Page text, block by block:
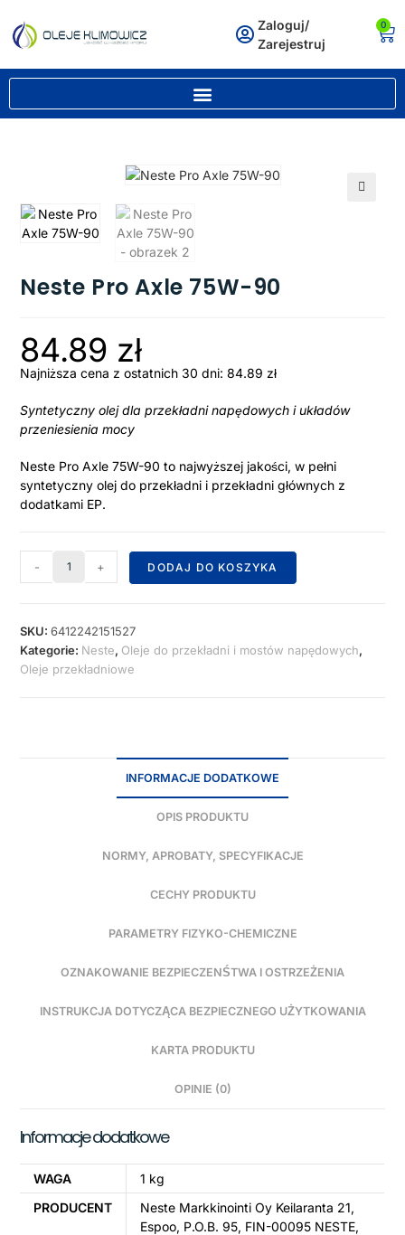
Zaloguj/
Zarejestruj
0
Neste Pro Axle 75W-90
84.89 zł
Najniższa cena z ostatnich 30 dni:84.89 zł
Syntetyczny olej dla przekładni napędowych i układów
przeniesienia mocy
Neste Pro Axle 75W-90 to najwyższej jakości, w pełni
syntetyczny olej do przekładni i przekładni głównych z
dodatkami EP.
- + DODAJ DO KOSZYKA
SKU:6412242151527
Kategorie: Neste, Oleje do przekładni i mostów napędowych,
Oleje przekładniowe
INFORMACJE DODATKOWE
OPIS PRODUKTU
NORMY, APROBATY, SPECYFIKACJE
CECHY PRODUKTU
PARAMETRY FIZYKO-CHEMICZNE
OZNAKOWANIE BEZPIECZENŚTWA I OSTRZEŻENIA
INSTRUKCJA DOTYCZĄCA BEZPIECZNEGO UŻYTKOWANIA
KARTA PRODUKTU
OPINIE (0)
Informacje dodatkowe
WAGA
1 kg
PRODUCENT
Neste Markkinointi Oy Keilaranta 21,
Espoo, P.O.B. 95, FIN-00095 NESTE,